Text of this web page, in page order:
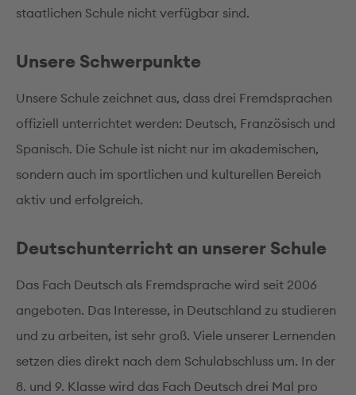
staatlichen Schule nicht verfügbar sind.
Unsere Schwerpunkte
Unsere Schule zeichnet aus, dass drei Fremdsprachen
offiziell unterrichtet werden: Deutsch, Französisch und
Spanisch. Die Schule ist nicht nur im akademischen,
sondern auch im sportlichen und kulturellen Bereich
aktiv und erfolgreich.
Deutschunterricht an unserer Schule
Das Fach Deutsch als Fremdsprache wird seit 2006
angeboten. Das Interesse, in Deutschland zu studieren
und zu arbeiten, ist sehr groß. Viele unserer Lernenden
setzen dies direkt nach dem Schulabschluss um. In der
8. und 9. Klasse wird das Fach Deutsch drei Mal pro